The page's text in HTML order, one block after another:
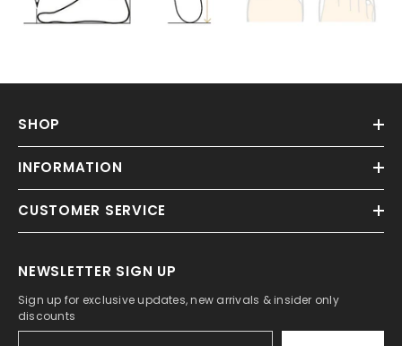
SHOP
INFORMATION
CUSTOMER SERVICE
NEWSLETTER SIGN UP
Sign up for exclusive updates, new arrivals & insider only
discounts